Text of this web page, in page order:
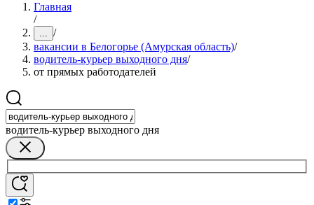
Главная
/
... /
вакансии в Белогорье (Амурская область)/
водитель-курьер выходного дня/
от прямых работодателей
водитель-курьер выходного дня